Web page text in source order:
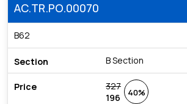
AC.TR.PO.00070
B62
B Section
327
196
40%